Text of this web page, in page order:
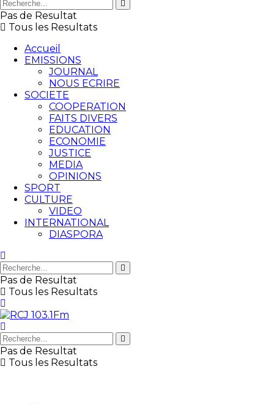
Pas de Resultat
Tous les Resultats
Accueil
EMISSIONS
JOURNAL
NOUS ECRIRE
SOCIETE
COOPERATION
FAITS DIVERS
EDUCATION
ECONOMIE
JUSTICE
MEDIA
OPINIONS
SPORT
CULTURE
VIDEO
INTERNATIONAL
DIASPORA
Pas de Resultat
Tous les Resultats
Pas de Resultat
Tous les Resultats